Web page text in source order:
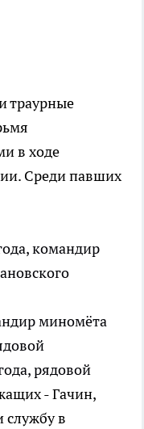
траурные
в ходе
Среди павших
командир
миномёта
рядовой
- Гачин,
службу в